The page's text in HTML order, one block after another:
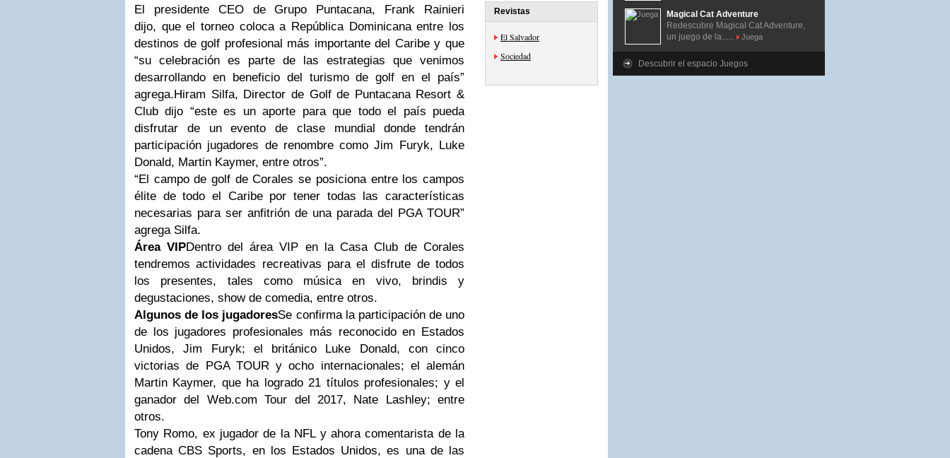
El presidente CEO de Grupo Puntacana, Frank Rainieri
dijo, que el torneo coloca a República Dominicana entre los
destinos de golf profesional más importante del Caribe y que
“su celebración es parte de las estrategias que venimos
desarrollando en beneficio del turismo de golf en el país”
agrega.Hiram Silfa, Director de Golf de Puntacana Resort &
Club dijo “este es un aporte para que todo el país pueda
disfrutar de un evento de clase mundial donde tendrán
participación jugadores de renombre como Jim Furyk, Luke
Donald, Martin Kaymer, entre otros”.
“El campo de golf de Corales se posiciona entre los campos
élite de todo el Caribe por tener todas las características
necesarias para ser anfitrión de una parada del PGA TOUR”
agrega Silfa.
Área VIPDentro del área VIP en la Casa Club de Corales
tendremos actividades recreativas para el disfrute de todos
los presentes, tales como música en vivo, brindis y
degustaciones, show de comedia, entre otros.
Algunos de los jugadoresSe confirma la participación de uno
de los jugadores profesionales más reconocido en Estados
Unidos, Jim Furyk; el británico Luke Donald, con cinco
victorias de PGA TOUR y ocho internacionales; el alemán
Martin Kaymer, que ha logrado 21 títulos profesionales; y el
ganador del Web.com Tour del 2017, Nate Lashley; entre
otros.
Tony Romo, ex jugador de la NFL y ahora comentarista de la
cadena CBS Sports, en los Estados Unidos, es una de las
Revistas
El Salvador
Sociedad
Magical Cat Adventure
Redescubre Magical Cat Adventure,
un juego de la......
Juega
Descubrir el espacio Juegos